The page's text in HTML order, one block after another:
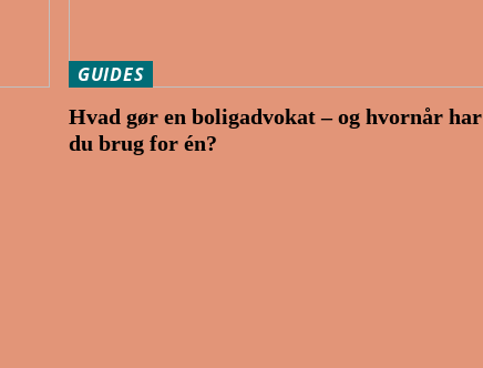
GUIDES
Hvad gør en boligadvokat – og hvornår har
du brug for én?